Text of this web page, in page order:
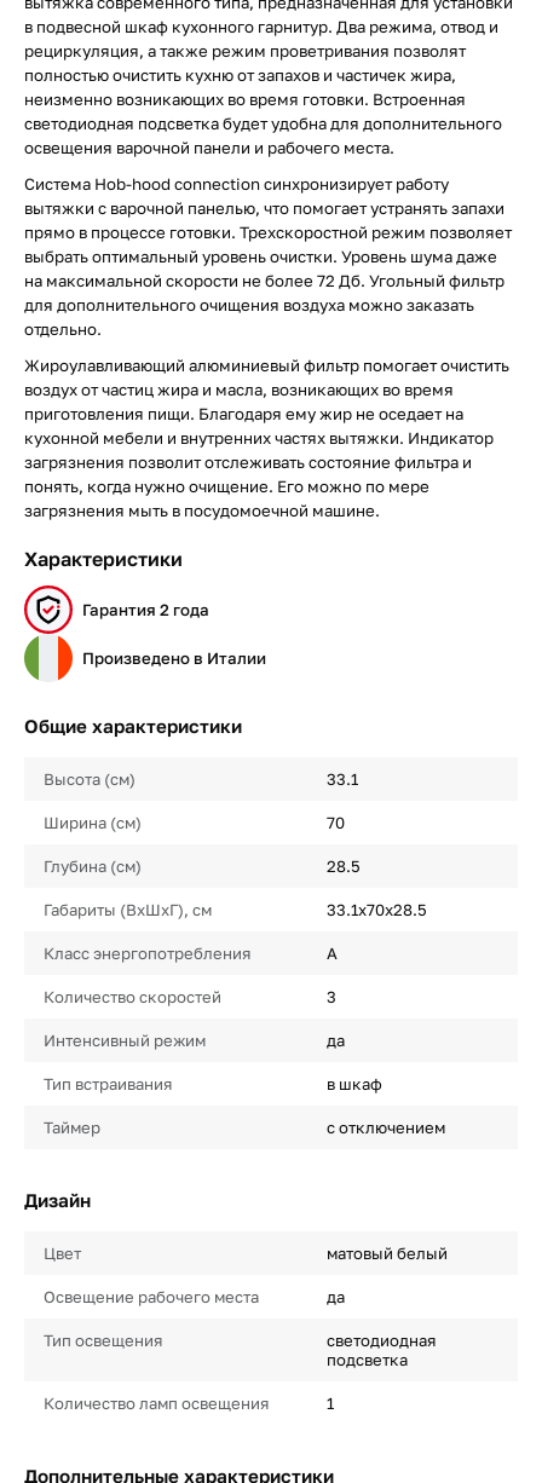
в подвесной шкаф кухонного гарнитур. Два режима, отвод и
рециркуляция, а также режим проветривания позволят
полностью очистить кухню от запахов и частичек жира,
неизменно возникающих во время готовки. Встроенная
светодиодная подсветка будет удобна для дополнительного
освещения варочной панели и рабочего места.
Система Hob-hood connection синхронизирует работу
вытяжки с варочной панелью, что помогает устранять запахи
прямо в процессе готовки. Трехскоростной режим позволяет
выбрать оптимальный уровень очистки. Уровень шума даже
на максимальной скорости не более 72 Дб. Угольный фильтр
для дополнительного очищения воздуха можно заказать
отдельно.
Жироулавливающий алюминиевый фильтр помогает очистить
воздух от частиц жира и масла, возникающих во время
приготовления пищи. Благодаря ему жир не оседает на
кухонной мебели и внутренних частях вытяжки. Индикатор
загрязнения позволит отслеживать состояние фильтра и
понять, когда нужно очищение. Его можно по мере
загрязнения мыть в посудомоечной машине.
Характеристики
Гарантия 2 года
Произведено в Италии
Общие характеристики
Высота (см) 33.1
Ширина (см) 70
Глубина (см) 28.5
Габариты (ВхШхГ), см 33.1x70x28.5
Класс энергопотребления A
Количество скоростей 3
Интенсивный режим да
Тип встраивания в шкаф
Таймер с отключением
Дизайн
Цвет матовый белый
Освещение рабочего места да
Тип освещения
светодиодная
подсветка
Количество ламп освещения 1
Дополнительные характеристики